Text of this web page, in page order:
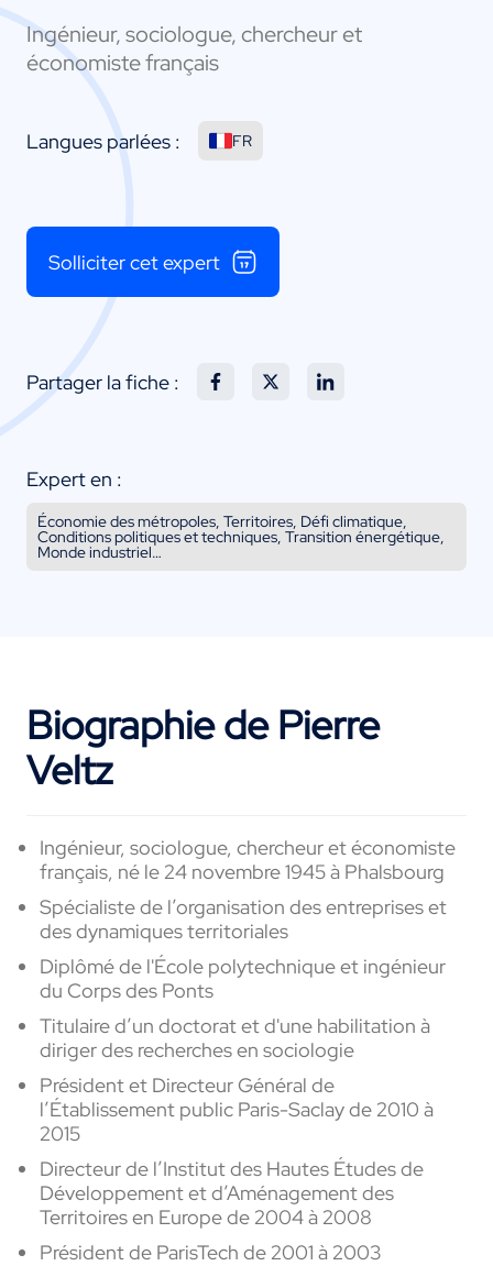
Ingénieur, sociologue, chercheur et
économiste français
Langues parlées : FR
Solliciter cet expert
Partager la fiche :
Expert en :
Économie des métropoles, Territoires, Défi climatique,
Conditions politiques et techniques, Transition énergétique,
Monde industriel…
Biographie de Pierre
Veltz
Ingénieur, sociologue, chercheur et économiste
français, né le 24 novembre 1945 à Phalsbourg
Spécialiste de l’organisation des entreprises et
des dynamiques territoriales
Diplômé de l'École polytechnique et ingénieur
du Corps des Ponts
Titulaire d’un doctorat et d'une habilitation à
diriger des recherches en sociologie
Président et Directeur Général de
l’Établissement public Paris-Saclay de 2010 à
2015
Directeur de l’Institut des Hautes Études de
Développement et d’Aménagement des
Territoires en Europe de 2004 à 2008
Président de ParisTech de 2001 à 2003